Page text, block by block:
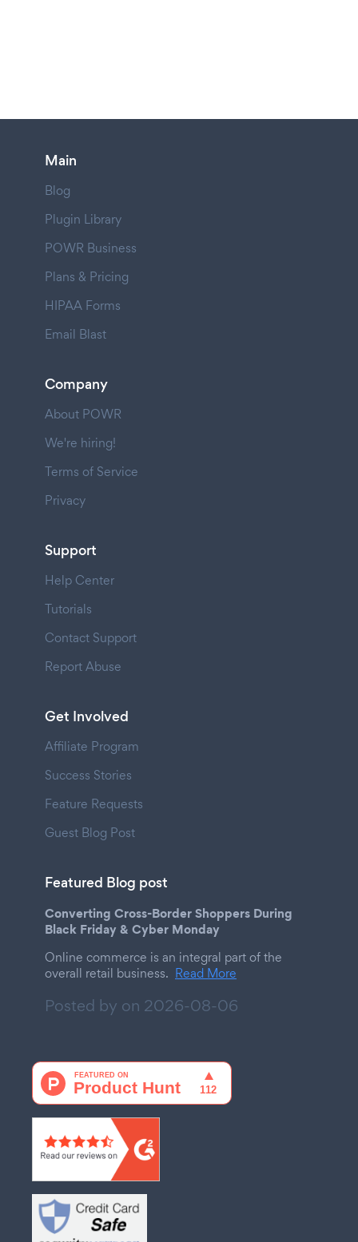
Main
Blog
Plugin Library
POWR Business
Plans & Pricing
HIPAA Forms
Email Blast
Company
About POWR
We're hiring!
Terms of Service
Privacy
Support
Help Center
Tutorials
Contact Support
Report Abuse
Get Involved
Affiliate Program
Success Stories
Feature Requests
Guest Blog Post
Featured Blog post
Converting Cross-Border Shoppers During
Black Friday & Cyber Monday
Online commerce is an integral part of the
overall retail business. Read More
Posted by on 2026-08-06